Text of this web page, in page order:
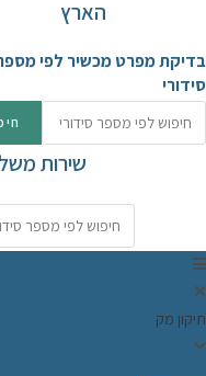
הארץ
מפרט מכשיר לפי מספר
שירות
מק